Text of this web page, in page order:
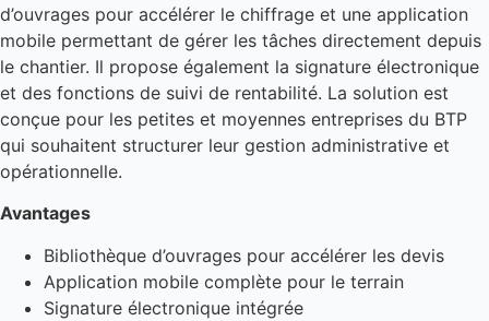
d’ouvrages pour accélérer le chiffrage et une application
mobile permettant de gérer les tâches directement depuis
le chantier. Il propose également la signature électronique
et des fonctions de suivi de rentabilité. La solution est
conçue pour les petites et moyennes entreprises du BTP
qui souhaitent structurer leur gestion administrative et
opérationnelle.
Avantages
Bibliothèque d’ouvrages pour accélérer les devis
Application mobile complète pour le terrain
Signature électronique intégrée